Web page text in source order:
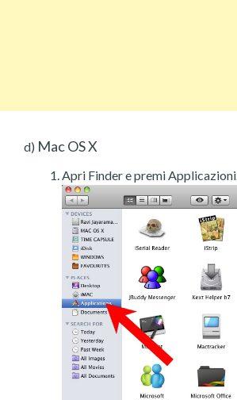
d) Mac OS X
Apri Finder e premi Applicazioni.